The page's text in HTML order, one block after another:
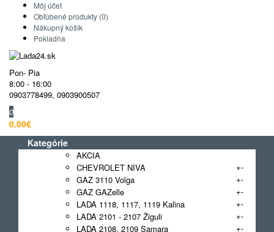
Môj účet
Obľúbené produkty (0)
Nákupný košík
Pokladňa
Pon- Pia
8:00 - 16:00
0903778499, 0903900507
0
0.00€
Kategórie
AKCIA
CHEVROLET NIVA
+-
GAZ 3110 Volga
+-
GAZ GAZelle
+-
LADA 1118, 1117, 1119 Kalina
+-
LADA 2101 - 2107 Žiguli
+-
LADA 2108, 2109 Samara
+-